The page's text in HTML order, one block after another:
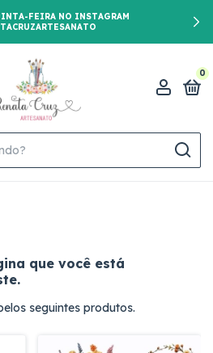
FEIRA NO INSTAGRAM
0
que você está
seguintes produtos.